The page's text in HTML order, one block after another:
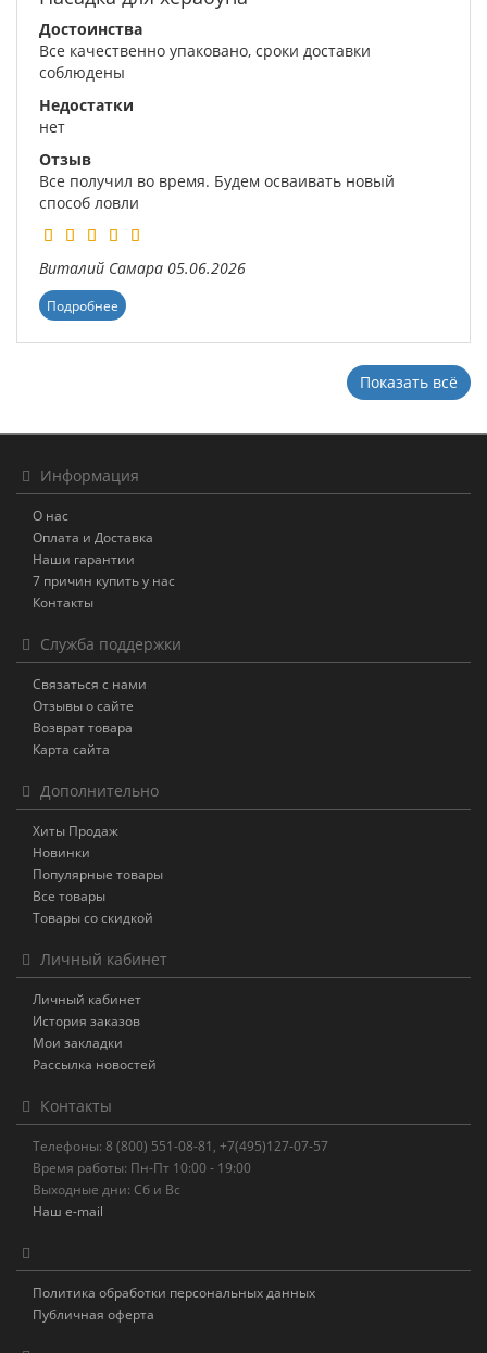
Достоинства
Все качественно упаковано, сроки доставки
соблюдены
Недостатки
нет
Отзыв
Все получил во время. Будем осваивать новый
способ ловли
Виталий Самара 05.06.2026
Подробнее
Показать всё
Информация
О нас
Оплата и Доставка
Наши гарантии
7 причин купить у нас
Контакты
Служба поддержки
Связаться с нами
Отзывы о сайте
Возврат товара
Карта сайта
Дополнительно
Хиты Продаж
Новинки
Популярные товары
Все товары
Товары со скидкой
Личный кабинет
Личный кабинет
История заказов
Мои закладки
Рассылка новостей
Контакты
Телефоны: 8 (800) 551-08-81, +7(495)127-07-57
Время работы: Пн-Пт 10:00 - 19:00
Выходные дни: Сб и Вс
Наш e-mail
Политика обработки персональных данных
Публичная оферта